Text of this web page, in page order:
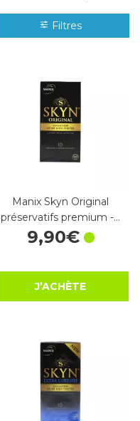
Filtres
Manix Skyn Original
préservatifs premium -…
9,90€
J’ACHÈTE